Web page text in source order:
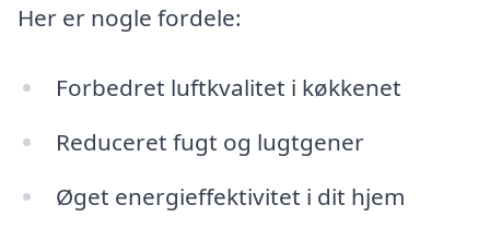
Her er nogle fordele:
Forbedret luftkvalitet i køkkenet
Reduceret fugt og lugtgener
Øget energieffektivitet i dit hjem